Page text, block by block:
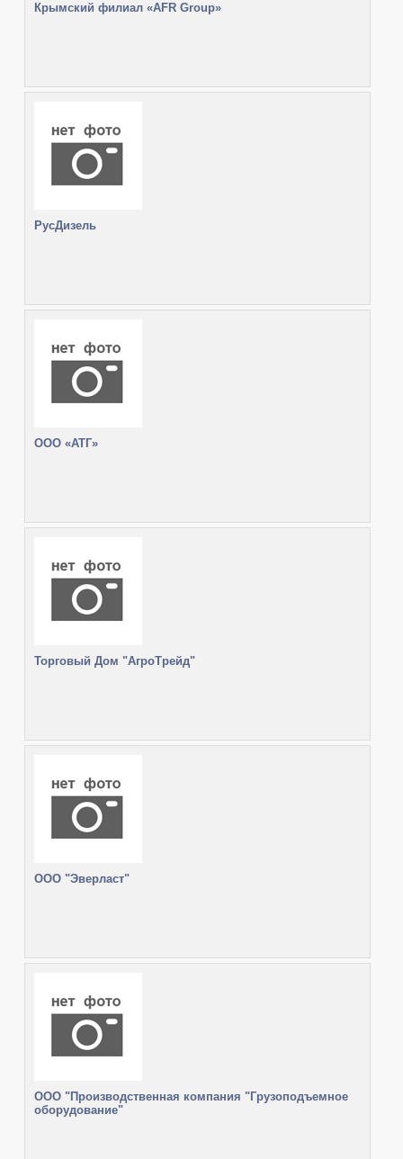
Крымский филиал «AFR Group»
РусДизель
ООО «АТГ»
Торговый Дом "АгроТрейд"
ООО "Эверласт"
ООО "Производственная компания "Грузоподъемное
оборудование"